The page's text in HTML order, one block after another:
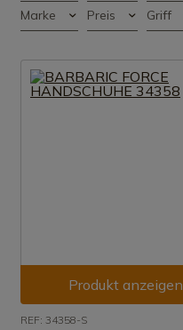
Marke Preis Griff
Produkt anzeigen
REF: 34358-S